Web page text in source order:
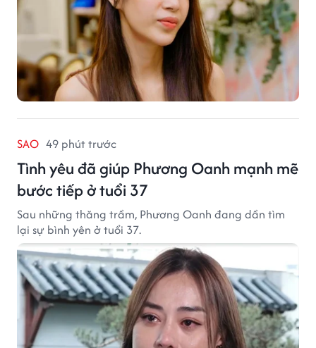
SAO 49 phút trước
Tình yêu đã giúp Phương Oanh mạnh mẽ
bước tiếp ở tuổi 37
Sau những thăng trầm, Phương Oanh đang dần tìm
lại sự bình yên ở tuổi 37.